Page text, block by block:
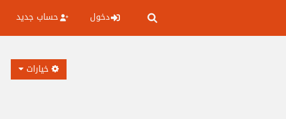
دخول حساب جديد
خيارات